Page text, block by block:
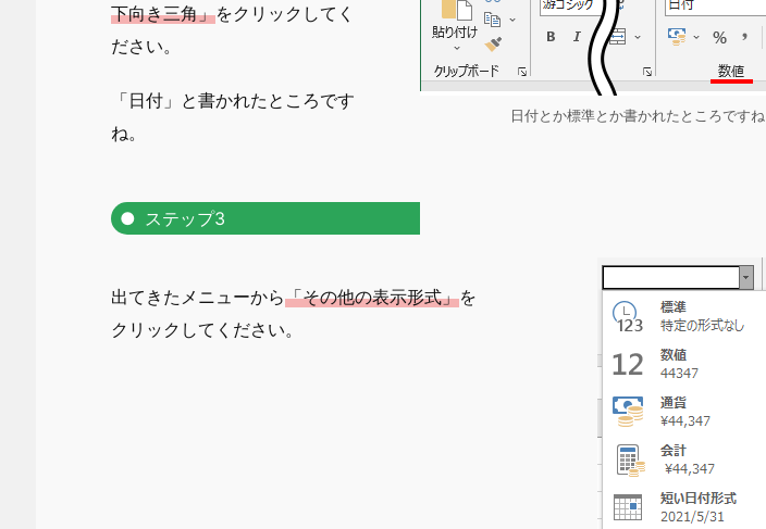
下向き三角」をクリックしてく
ださい。
「日付」と書かれたところです
ね。
日付とか標準とか書かれたところですね
ステップ3
出てきたメニューから「その他の表示形式」を
クリックしてください。